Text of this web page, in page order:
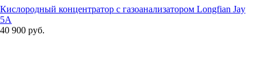
Кислородный концентратор с газоанализатором Longfian Jay
5A
40 900 руб.